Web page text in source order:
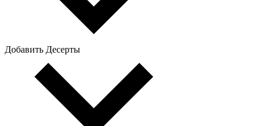
Добавить Десерты